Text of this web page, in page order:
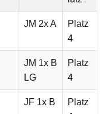
JM 2x A
Platz
4
JM 1x B
LG
Platz
4
JF 1x B
Platz